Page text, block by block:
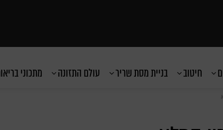
חיטוב בניית מסת שריר עולם התזונה מתכוני